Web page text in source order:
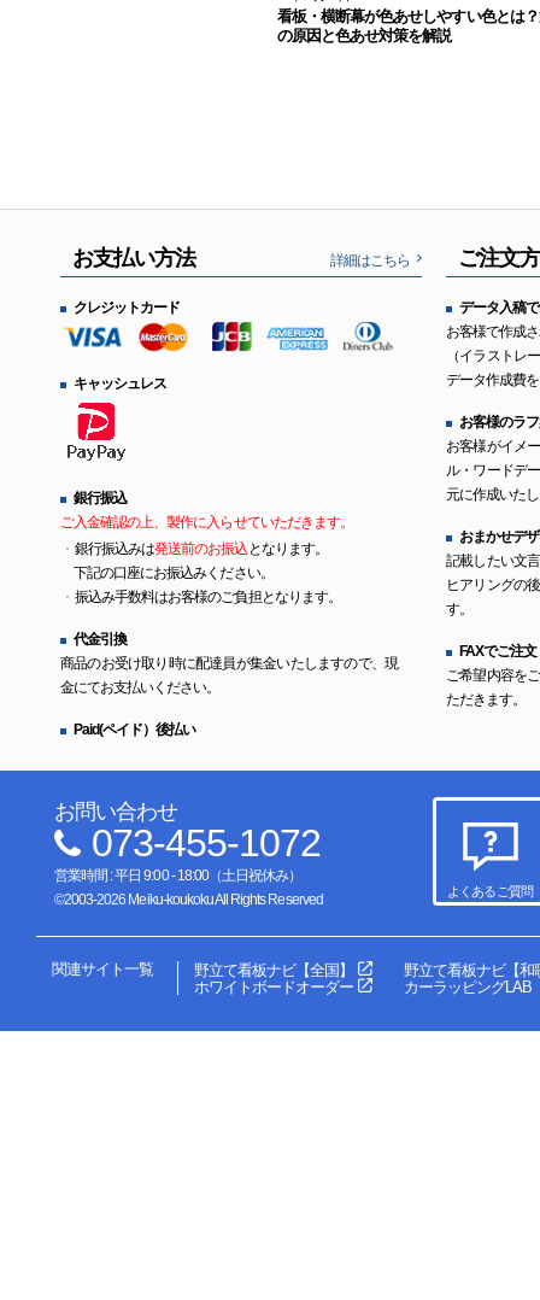
看板・横断幕が色あせしやすい色とは
の原因と色あせ対策を解説
お支払い方法 詳細はこちら
クレジットカード
キャッシュレス
銀行振込
ご入金確認の上、製作に入らせていただきます。
銀行振込みは発送前のお振込 となります。
下記の口座にお振込みください。
振込み手数料はお客様のご負担となります。
代金引換
商品のお受け取り時に配達員が集金いたしますので、現
金にてお支払いください。
Paid(ペイド）後払い
ご注文
データ入稿
お客様で作成
（イラストレ
データ作成費
お客様のラ
お客様がイメ
ル・ワードデ
元に作成いた
おまかせデ
記載したい文
ヒアリングの
す。
FAXでご注文
ご希望内容を
ただきます。
お問い合わせ
073-455-1072
営業時間 : 平日 9:00 - 18:00（土日祝休み）
©2003-2026 Meiku-koukoku All Rights Reserved
よくあるご質問
関連サイト一覧 野立て看板ナビ【全国】
野立て看板ナビ【和
ホワイトボードオーダー
カーラッピングLAB